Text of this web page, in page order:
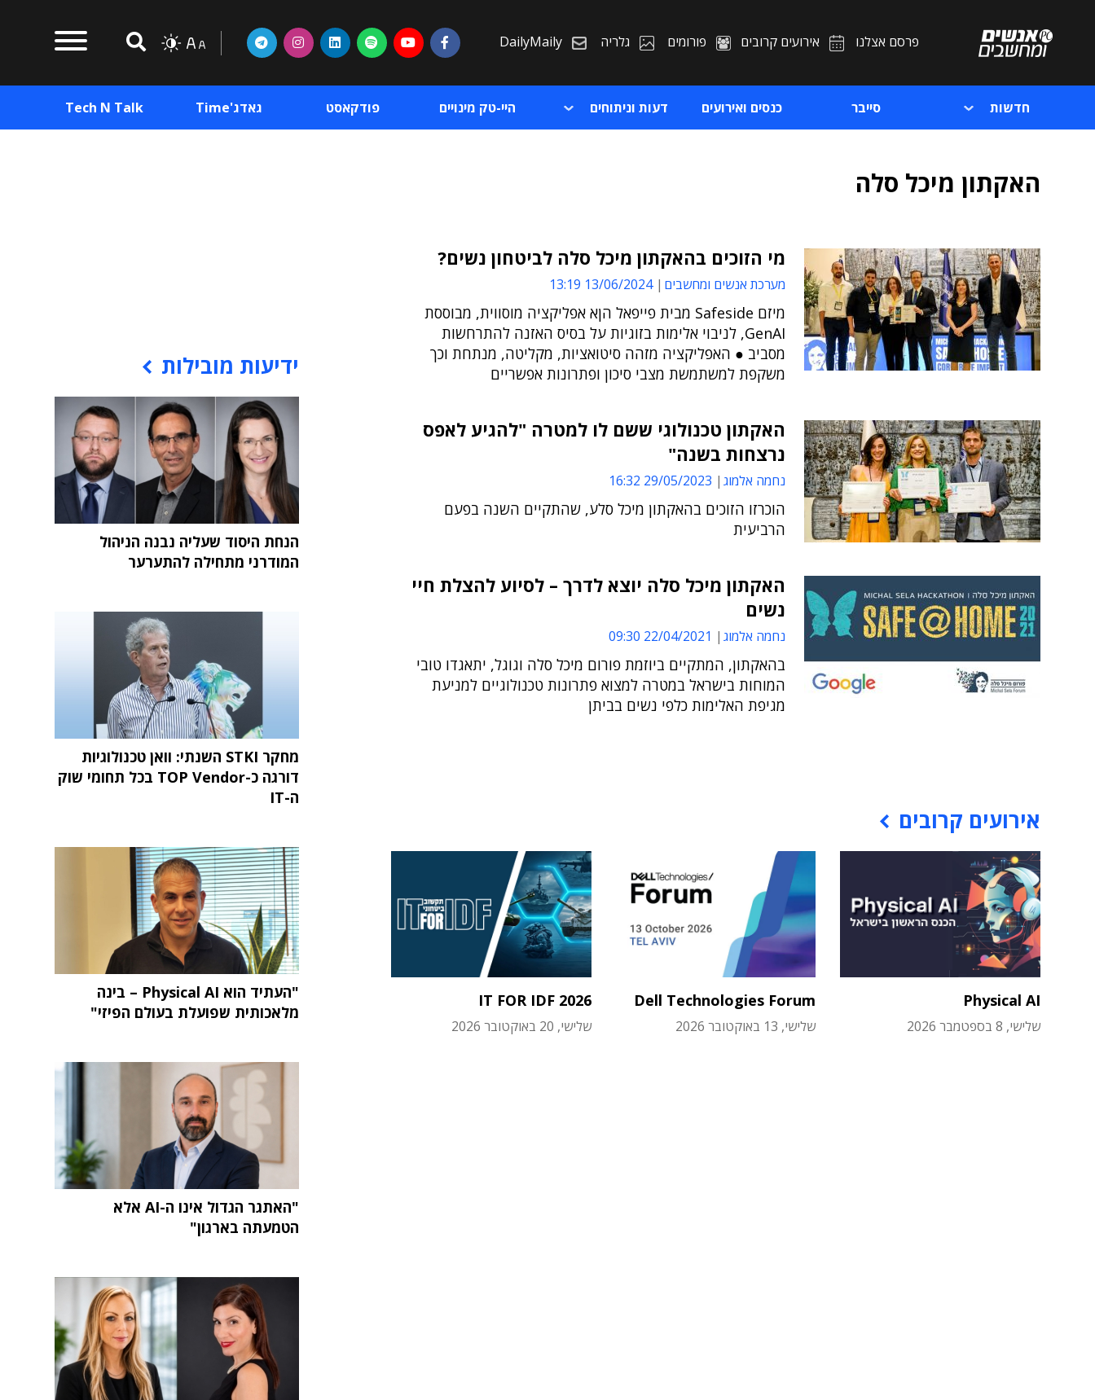
פרסם אצלנו אירועים קרובים פורומים גלריה DailyMaily
חדשות סייבר כנסים ואירועים דעות וניתוחים היי-טק מינויים פודקאסט גאדג'Time Tech N Talk
האקתון מיכל סלה
מי הזוכים בהאקתון מיכל סלה לביטחון נשים?
מערכת אנשים ומחשבים 13/06/2024 13:19
מיזם Safeside מבית פייפאל הןא אפליקציה מוסווית, מבוססת
GenAI, לניבוי אלימות בזוגיות על בסיס האזנה להתרחשות
מסביב ● האפליקציה מזהה סיטואציות, מקליטה, מנתחת וכך
משקפת למשתמשת מצבי סיכון ופתרונות אפשריים
האקתון טכנולוגי ששם לו למטרה "להגיע לאפס
נרצחות בשנה"
נחמה אלמוג 29/05/2023 16:32
הוכרזו הזוכים בהאקתון מיכל סלע, שהתקיים השנה בפעם
הרביעית
האקתון מיכל סלה יוצא לדרך – לסיוע להצלת חיי
נשים
נחמה אלמוג 22/04/2021 09:30
בהאקתון, המתקיים ביוזמת פורום מיכל סלה וגוגל, יתאגדו טובי
המוחות בישראל במטרה למצוא פתרונות טכנולוגיים למניעת
מגיפת האלימות כלפי נשים בביתן
אירועים קרובים
Physical AI
שלישי, 8 בספטמבר 2026
Dell Technologies Forum
שלישי, 13 באוקטובר 2026
IT FOR IDF 2026
שלישי, 20 באוקטובר 2026
ידיעות מובילות
הנחת היסוד שעליה נבנה הניהול
המודרני מתחילה להתערער
מחקר STKI השנתי: וואן טכנולוגיות
דורגה כ-TOP Vendor בכל תחומי שוק
ה-IT
"העתיד הוא Physical AI – בינה
מלאכותית שפועלת בעולם הפיזי"
"האתגר הגדול אינו ה-AI אלא
הטמעתה בארגון"